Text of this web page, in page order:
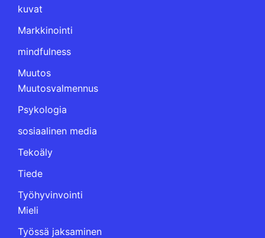
kuvat
Markkinointi
mindfulness
Muutos
Muutosvalmennus
Psykologia
sosiaalinen media
Tekoäly
Tiede
Työhyvinvointi
Mieli
Työssä jaksaminen